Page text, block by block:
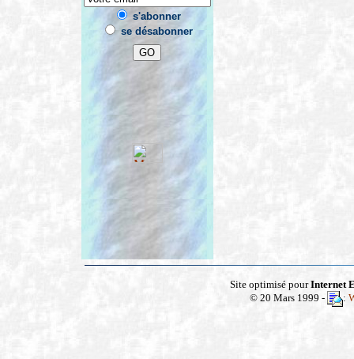
s'abonner
se désabonner
Site optimisé pourInternet
© 20 Mars 1999 -
: